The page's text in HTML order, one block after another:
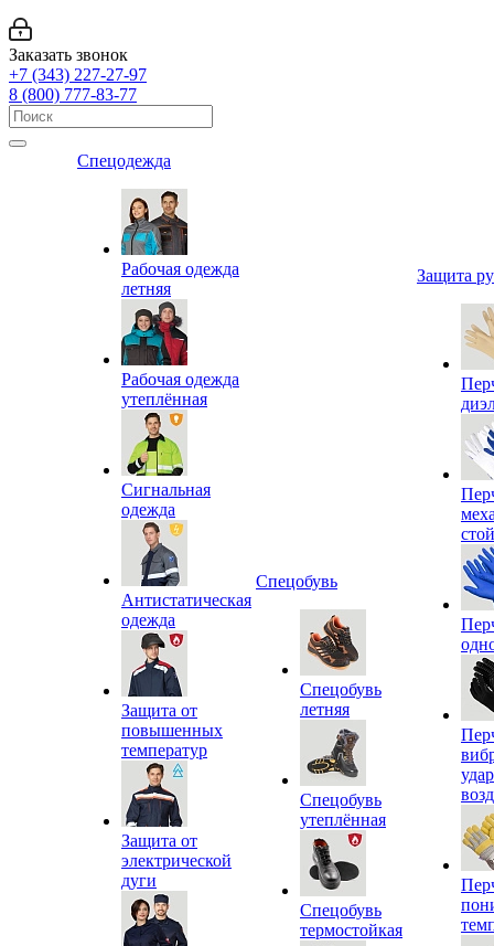
Заказать звонок
+7 (343) 227-27-97
8 (800) 777-83-77
Спецодежда
Рабочая одежда
летняя
Рабочая одежда
утеплённая
Сигнальная
одежда
Антистатическая
одежда
Защита от
повышенных
температур
Защита от
электрической
дуги
Спецобувь
Спецобувь
летняя
Спецобувь
утеплённая
Спецобувь
термостойкая
Защита